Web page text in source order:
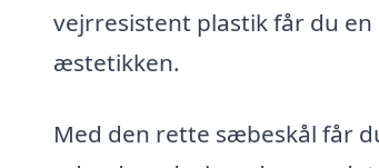
vejrresistent plastik får du
æstetikken.
Med den rette sæbeskål får